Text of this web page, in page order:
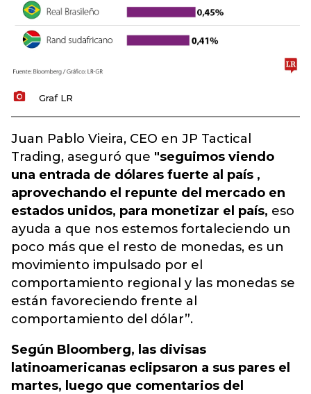
Graf LR
Juan Pablo Vieira, CEO en JP Tactical
Trading, aseguró que "seguimos viendo
una entrada de dólares fuerte al país ,
aprovechando el repunte del mercado en
estados unidos, para monetizar el país, eso
ayuda a que nos estemos fortaleciendo un
poco más que el resto de monedas, es un
movimiento impulsado por el
comportamiento regional y las monedas se
están favoreciendo frente al
comportamiento del dólar”.
Según Bloomberg, las divisas
latinoamericanas eclipsaron a sus pares el
martes, luego que comentarios del